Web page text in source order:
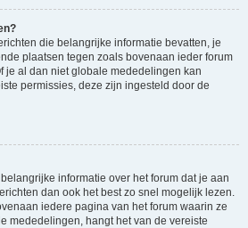
die belangrijke informatie bevatten, je
plaatsen tegen zoals bovenaan ieder forum
je al dan niet globale mededelingen kan
permissies, deze zijn ingesteld door de
informatie over het forum dat je aan
dan ook het best zo snel mogelijk lezen.
iedere pagina van het forum waarin ze
mededelingen, hangt het van de vereiste